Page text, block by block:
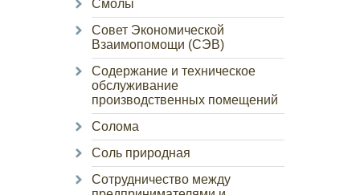
Смолы
Совет Экономической
Взаимопомощи (СЭВ)
Содержание и техническое
обслуживание
производственных помещений
Солома
Соль природная
Сотрудничество между